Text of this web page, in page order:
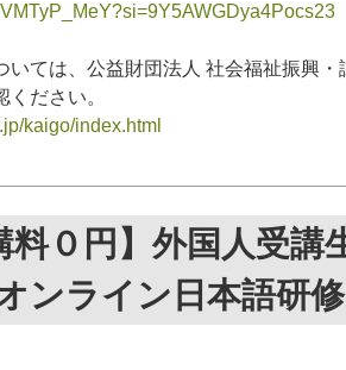
いては、公益財団法人 社会福祉振興・
ださい。
kaigo/index.html
料０円】外国人受講
ンライン日本語研修